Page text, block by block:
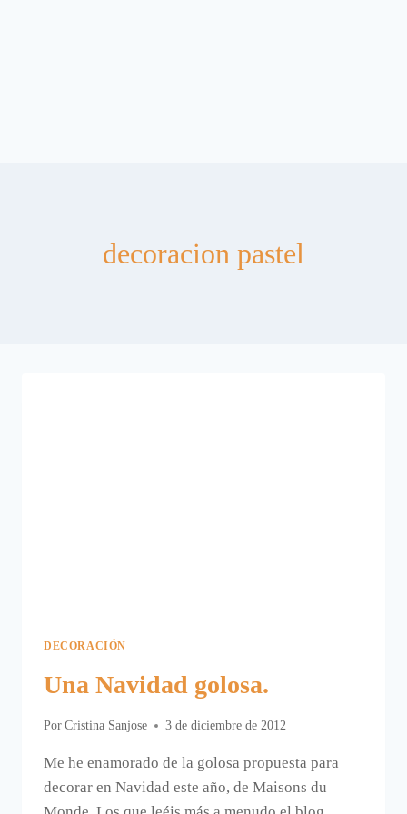
decoracion pastel
DECORACIÓN
Una Navidad golosa.
Por Cristina Sanjose 3 de diciembre de 2012
Me he enamorado de la golosa propuesta para
decorar en Navidad este año, de Maisons du